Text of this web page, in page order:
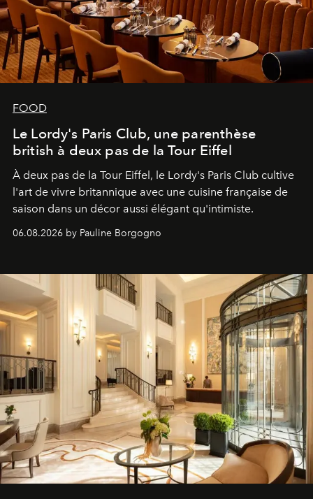
FOOD
Le Lordy's Paris Club, une parenthèse
british à deux pas de la Tour Eiffel
À deux pas de la Tour Eiffel, le Lordy's Paris Club cultive
l'art de vivre britannique avec une cuisine française de
saison dans un décor aussi élégant qu'intimiste.
06.08.2026 by Pauline Borgogno